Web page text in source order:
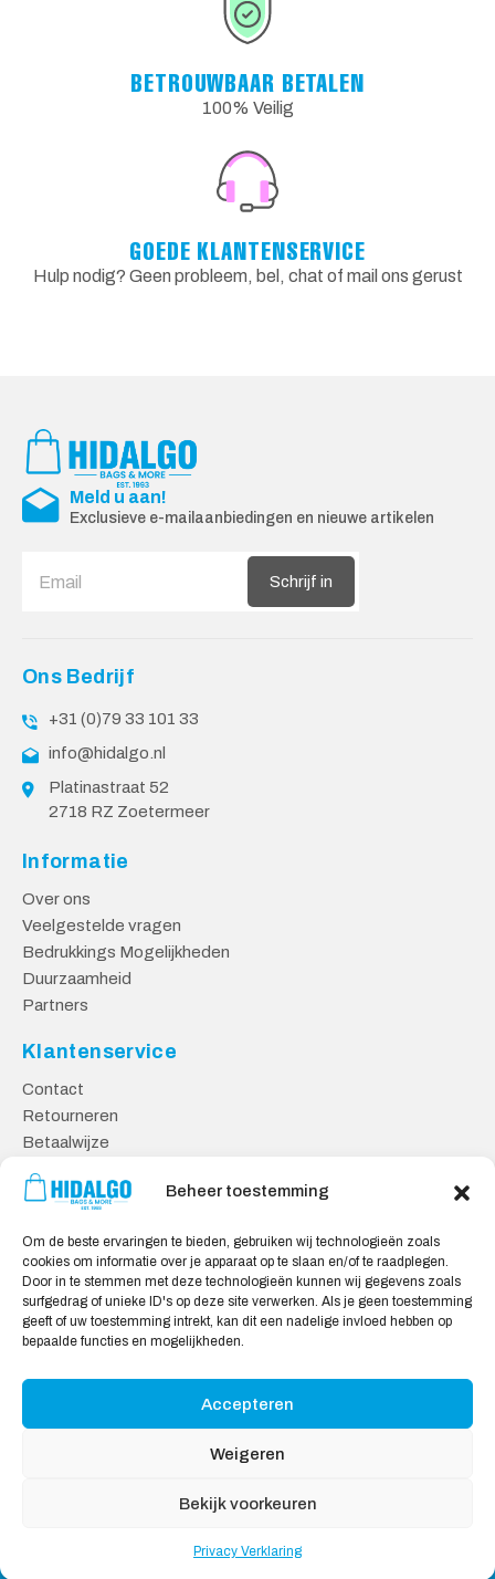
Beheer toestemming
Om de beste ervaringen te bieden, gebruiken wij technologieën zoals
cookies om informatie over je apparaat op te slaan en/of te raadplegen.
Door in te stemmen met deze technologieën kunnen wij gegevens zoals
surfgedrag of unieke ID's op deze site verwerken. Als je geen toestemming
geeft of uw toestemming intrekt, kan dit een nadelige invloed hebben op
bepaalde functies en mogelijkheden.
Accepteren
Weigeren
Bekijk voorkeuren
Privacy Verklaring
BETROUWBAAR BETALEN
100% Veilig
GOEDE KLANTENSERVICE
Hulp nodig? Geen probleem, bel, chat of mail ons gerust
Meld u aan!
Exclusieve e-mailaanbiedingen en nieuwe artikelen
Schrijf in
Ons Bedrijf
+31 (0)79 33 101 33
info@hidalgo.nl
Platinastraat 52
2718 RZ Zoetermeer
Informatie
Over ons
Veelgestelde vragen
Bedrukkings Mogelijkheden
Duurzaamheid
Partners
Klantenservice
Contact
Retourneren
Betaalwijze
Veilig Shoppen
Algemene Voorwaarden
Privacy Verklaring
Cookie Verklaring
Aansprakelijkheid
Copyright © 2026Hidalgo, All rights reserved